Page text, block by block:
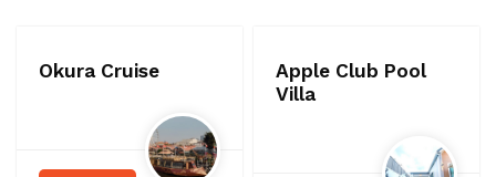
Okura Cruise
Apple Club Pool
Villa